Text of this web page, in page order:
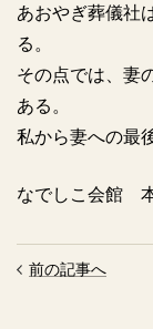
あおやぎ葬儀社
る。
その点では、妻
ある。
私から妻への最
なでしこ会館
前の記事へ